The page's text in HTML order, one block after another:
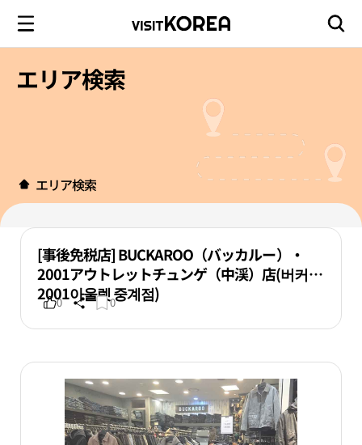
エリア検索
エリア検索
[事後免税店] BUCKAROO（バッカルー）・
2001アウトレットチュンゲ（中渓）店(버커루
2001아울렛 중계점)
0 0